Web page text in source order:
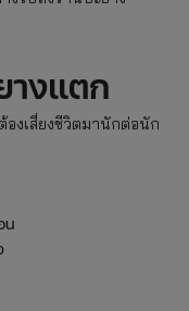
างแตก
สี่ยงชีวิตมานักต่อนัก
น